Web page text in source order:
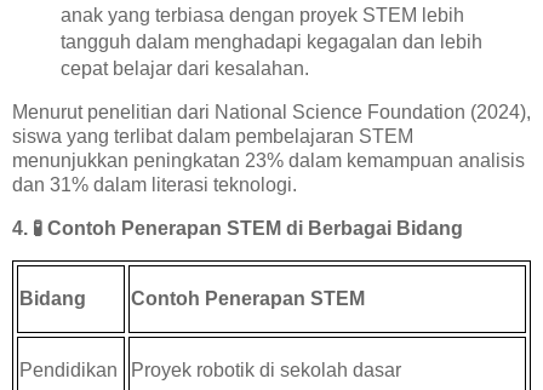
anak yang terbiasa dengan proyek STEM lebih
tangguh dalam menghadapi kegagalan dan lebih
cepat belajar dari kesalahan.
Menurut penelitian dari National Science Foundation (2024),
siswa yang terlibat dalam pembelajaran STEM
menunjukkan peningkatan 23% dalam kemampuan analisis
dan 31% dalam literasi teknologi.
4. 🧪 Contoh Penerapan STEM di Berbagai Bidang
Bidang Contoh Penerapan STEM
Pendidikan Proyek robotik di sekolah dasar